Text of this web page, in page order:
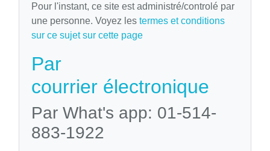
Pour l'instant, ce site est administré/controlé par
une personne. Voyez les termes et conditions
sur ce sujet sur cette page
Par
courrier électronique
Par What's app: 01-514-
883-1922